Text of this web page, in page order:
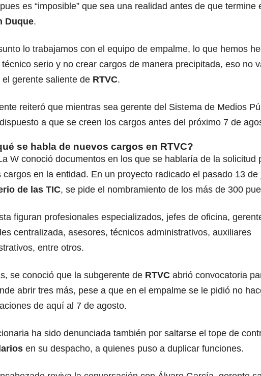
es “imposible” que sea una realidad antes de que termine
Duque.
lo trabajamos con el equipo de empalme, lo que hemos
serio y no crear cargos de manera precipitada, eso no
el gerente saliente de RTVC.
reiteró que mientras sea gerente del Sistema de Medios
a que se creen los cargos antes del próximo 7 de
se habla de nuevos cargos en RTVC?
W conoció documentos en los que se hablaría de la solicitud
cargos en la entidad. En un proyecto radicado el pasado 13 de
de las TIC, se pide el nombramiento de los más de 300
figuran profesionales especializados, jefes de oficina,
centralizada, asesores, técnicos administrativos, auxiliares
entre otros.
se conoció que la subgerente de RTVC abrió convocatoria
abrir tres más, pese a que en el empalme se le pidió no
de aquí al 7 de agosto.
ha sido denunciada también por saltarse el tope de
en su despacho, a quienes puso a duplicar funciones.